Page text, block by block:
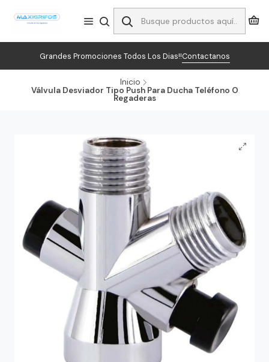
Grandes Promociones Todos Los Dias!!Contactanos
Inicio
Válvula Desviador Tipo Push Para Ducha Teléfono O
Regaderas